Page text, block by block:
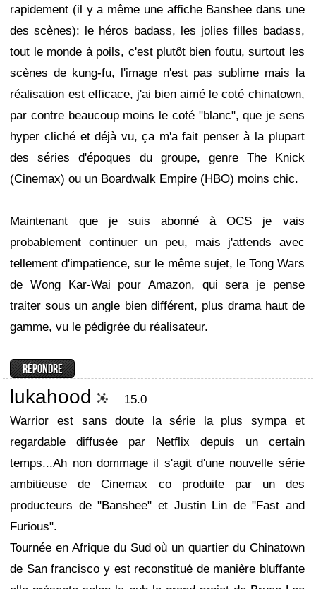
rapidement (il y a même une affiche Banshee dans une
des scènes): le héros badass, les jolies filles badass,
tout le monde à poils, c'est plutôt bien foutu, surtout les
scènes de kung-fu, l'image n'est pas sublime mais la
réalisation est efficace, j'ai bien aimé le coté chinatown,
par contre beaucoup moins le coté "blanc", que je sens
hyper cliché et déjà vu, ça m'a fait penser à la plupart
des séries d'époques du groupe, genre The Knick
(Cinemax) ou un Boardwalk Empire (HBO) moins chic.
Maintenant que je suis abonné à OCS je vais
probablement continuer un peu, mais j'attends avec
tellement d'impatience, sur le même sujet, le Tong Wars
de Wong Kar-Wai pour Amazon, qui sera je pense
traiter sous un angle bien différent, plus drama haut de
gamme, vu le pédigrée du réalisateur.
lukahood
15.0
Warrior est sans doute la série la plus sympa et
regardable diffusée par Netflix depuis un certain
temps...Ah non dommage il s'agit d'une nouvelle série
ambitieuse de Cinemax co produite par un des
producteurs de "Banshee" et Justin Lin de "Fast and
Furious".
Tournée en Afrique du Sud où un quartier du Chinatown
de San francisco y est reconstitué de manière bluffante